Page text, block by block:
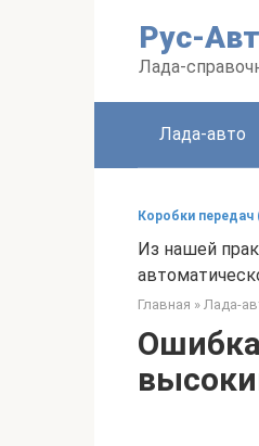
Рус-
Лада-
Лада-авто
Коробки
Из нашей
Главная » Лада-